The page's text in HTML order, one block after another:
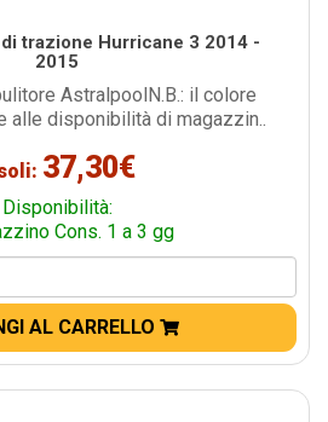
trazione Hurricane 3 2014 -
2015
AstralpoolN.B.: il colore
alle disponibilità di magazzin..
37,30€
Disponibilità:
Cons. 1 a 3 gg
AL CARRELLO